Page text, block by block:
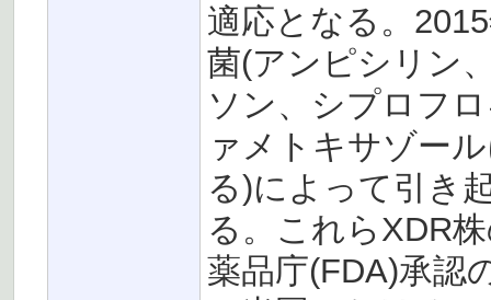
適応となる。
菌(アンピシリン
ソン、シプロフ
ァメトキサゾー
る)によって引き
る。これらXDR
薬品庁(FDA)承認